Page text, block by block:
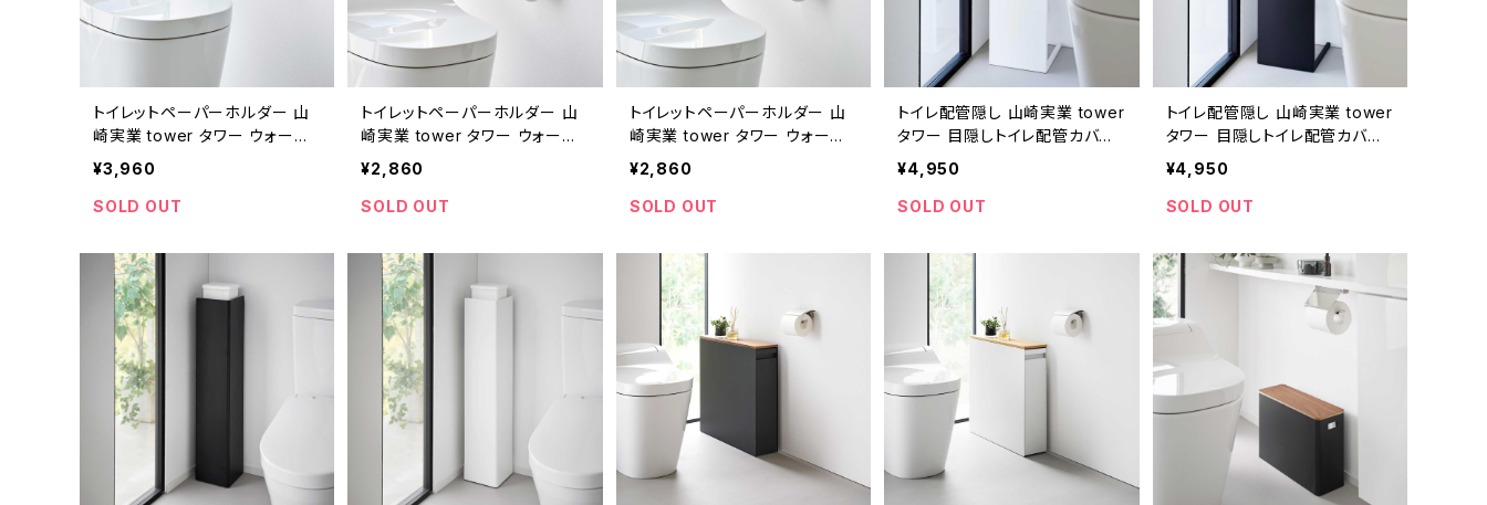
トイレットペーパーホルダー 山
崎実業 tower タワー ウォール
トイレットペーパーホルダー ダ
ブル 石こうボード壁対応 1299
ホワイト
¥3,960
SOLD OUT
トイレットペーパーホルダー 山
崎実業 tower タワー ウォール
トイレットペーパーホルダー 石
こうボード壁対応 1298 ブラック
¥2,860
SOLD OUT
トイレットペーパーホルダー 山
崎実業 tower タワー ウォール
トイレットペーパーホルダー 石
こうボード壁対応 1297 ホワイ
ト
¥2,860
SOLD OUT
トイレ配管隠し 山崎実業 tower
タワー 目隠しトイレ配管カバー
5223 ホワイト
¥4,950
SOLD OUT
トイレ配管隠し 山崎実業 tower
タワー 目隠しトイレ配管カバー
5224 ブラック
¥4,950
SOLD OUT